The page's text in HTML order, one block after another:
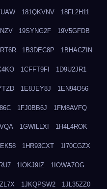
181QKVNV 18FL2H11
19SYNG2F 19V5GFDB
1B3DEC8P 1BHACZIN
1CFFT9FI 1D9U2JR1
1E8JEY8J 1EN94O56
1FJ0BB6J 1FM8AVFQ
1GWILLXI 1H4L4ROK
1HR93CXT 1I70CGZX
1IOKJ9IZ 1IOWA7OG
1JKQPSW2 1JL35ZZ0